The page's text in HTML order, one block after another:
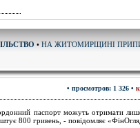
• НА ЖИТОМИРЩИНІ
• просмотров: 1 326 •
паспорт можуть отримати
800 гривень, - повідомляє